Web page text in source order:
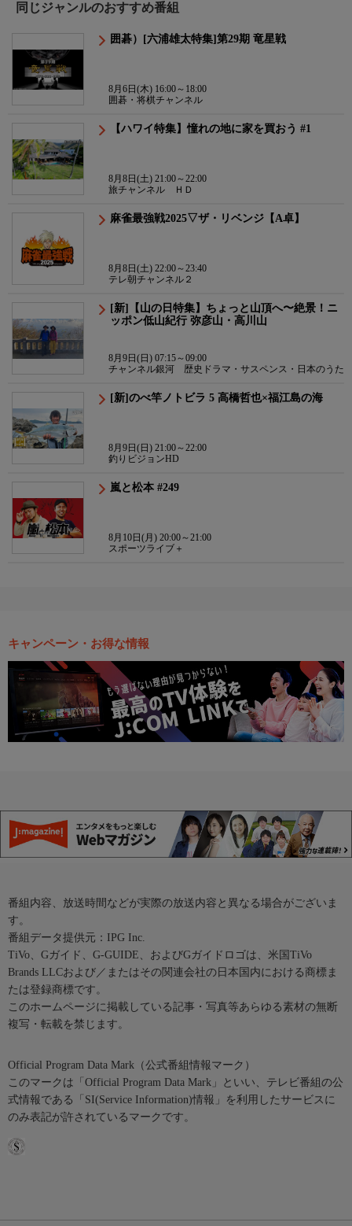
同じジャンルのおすすめ番組
囲碁）[六浦雄太特集]第29期 竜星戦
8月6日(木) 16:00～18:00
囲碁・将棋チャンネル
【ハワイ特集】憧れの地に家を買おう #1
8月8日(土) 21:00～22:00
旅チャンネル ＨＤ
麻雀最強戦2025▽ザ・リベンジ【A卓】
8月8日(土) 22:00～23:40
テレ朝チャンネル２
[新]【山の日特集】ちょっと山頂へ〜絶景！ニ
ッポン低山紀行 弥彦山・高川山
8月9日(日) 07:15～09:00
チャンネル銀河 歴史ドラマ・サスペンス・日本のうた
[新]のべ竿ノトビラ 5 高橋哲也×福江島の海
8月9日(日) 21:00～22:00
釣りビジョンHD
嵐と松本 #249
8月10日(月) 20:00～21:00
スポーツライブ＋
キャンペーン・お得な情報
番組内容、放送時間などが実際の放送内容と異なる場合がございま
す。
番組データ提供元：IPG Inc.
TiVo、Gガイド、G-GUIDE、およびGガイドロゴは、米国TiVo
Brands LLCおよび／またはその関連会社の日本国内における商標ま
たは登録商標です。
このホームページに掲載している記事・写真等あらゆる素材の無断
複写・転載を禁じます。
Official Program Data Mark（公式番組情報マーク）
このマークは「Official Program Data Mark」といい、テレビ番組の公
式情報である「SI(Service Information)情報」を利用したサービスに
のみ表記が許されているマークです。